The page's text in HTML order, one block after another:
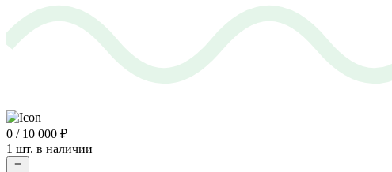
0 / 10 000 ₽
1 шт. в наличии